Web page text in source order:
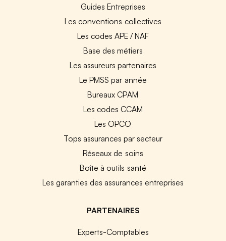
Guides Entreprises
Les conventions collectives
Les codes APE / NAF
Base des métiers
Les assureurs partenaires
Le PMSS par année
Bureaux CPAM
Les codes CCAM
Les OPCO
Tops assurances par secteur
Réseaux de soins
Boîte à outils santé
Les garanties des assurances entreprises
PARTENAIRES
Experts-Comptables